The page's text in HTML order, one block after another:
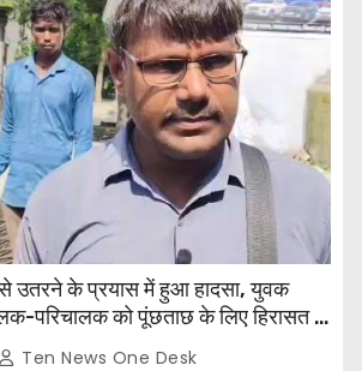
उतरने के प्रयास में हुआ हादसा, युवक
परिचालक को पूंछताछ के लिए हिरासत में
Ten News One Desk